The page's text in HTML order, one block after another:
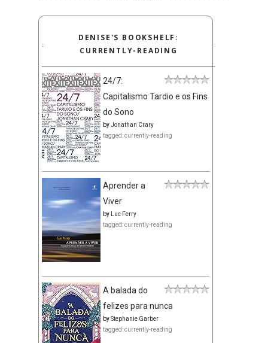
DENISE'S BOOKSHELF:
CURRENTLY-READING
24/7:
Capitalismo Tardio e os Fins
do Sono
byJonathan Crary
tagged: currently-reading
Aprender a
Viver
by
Luc Ferry
tagged: currently-reading
A balada do
felizes para nunca
byStephanie Garber
tagged: currently-reading